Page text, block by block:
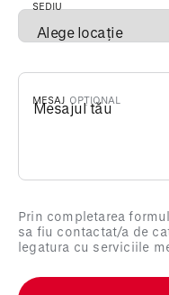
SEDIU
MESAJ
Prin completarea
sa fiu contactat/a de
legatura cu serviciile